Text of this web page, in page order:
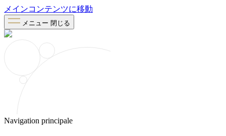
メインコンテンツに移動
メニュー 閉じる
Navigation principale